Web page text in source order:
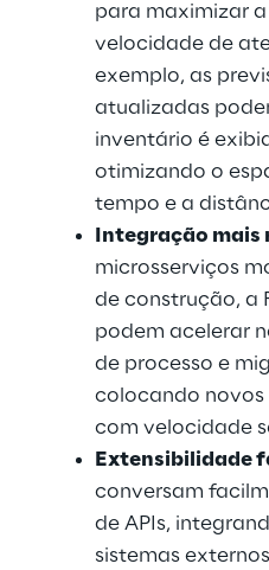
para maximizar
velocidade de
exemplo, as
atualizadas
inventário é
otimizando o
tempo e a
Integração mais
microsserviços
de construção, a
podem acelerar
de processo e
colocando novos
com velocidade
Extensibilidade
conversam
de APIs,
sistemas